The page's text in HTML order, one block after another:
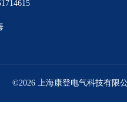
©2026 上海康登电气科技有限